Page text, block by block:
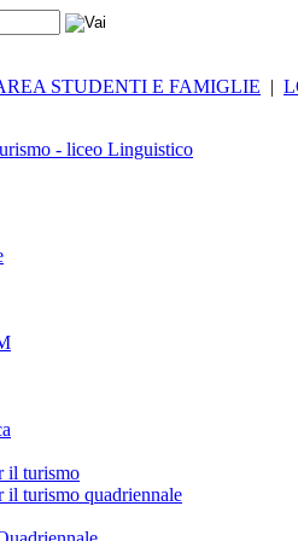
STUDENTI E FAMIGLIE |
- liceo Linguistico
il turismo
il turismo quadriennale